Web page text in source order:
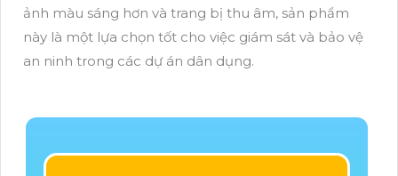
ảnh màu sáng hơn và trang bị thu âm, sản phẩm
này là một lựa chọn tốt cho việc giám sát và bảo vệ
an ninh trong các dự án dân dụng.